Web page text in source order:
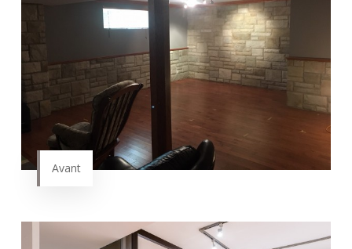
Avant